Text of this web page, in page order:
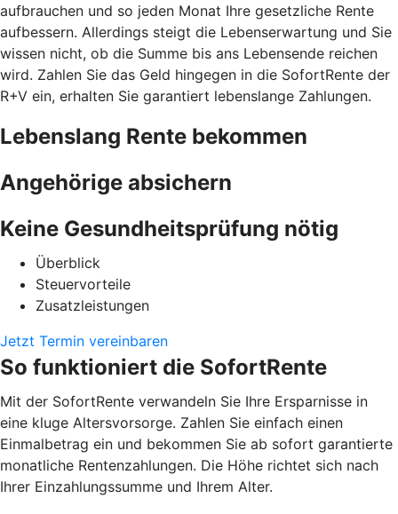
aufbrauchen und so jeden Monat Ihre gesetzliche Rente
aufbessern. Allerdings steigt die Lebenserwartung und Sie
wissen nicht, ob die Summe bis ans Lebensende reichen
wird. Zahlen Sie das Geld hingegen in die SofortRente der
R+V ein, erhalten Sie garantiert lebenslange Zahlungen.
Lebenslang Rente bekommen
Angehörige absichern
Keine Gesundheitsprüfung nötig
Überblick
Steuervorteile
Zusatzleistungen
Jetzt Termin vereinbaren
So funktioniert die SofortRente
Mit der SofortRente verwandeln Sie Ihre Ersparnisse in
eine kluge Altersvorsorge. Zahlen Sie einfach einen
Einmalbetrag ein und bekommen Sie ab sofort garantierte
monatliche Rentenzahlungen. Die Höhe richtet sich nach
Ihrer Einzahlungssumme und Ihrem Alter.